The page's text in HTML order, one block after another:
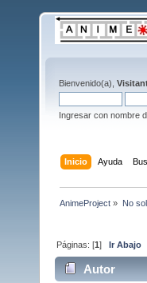
Bienvenido(a),
Ingresar con nombre
Inicio Ayuda
AnimeProject » No
Páginas: [1]Ir Abajo
Autor